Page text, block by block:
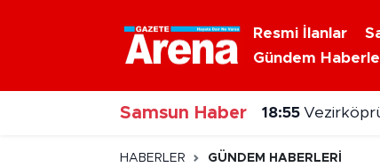
Resmi İlanlar
Gündem
Samsun Haber 18:55
HABERLER GÜNDEM HABERLERI
Nöbetçi Eczaneler
Hava Durumu
Samsun Namaz Vakitleri